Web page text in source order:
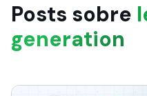
Posts sobre
generation